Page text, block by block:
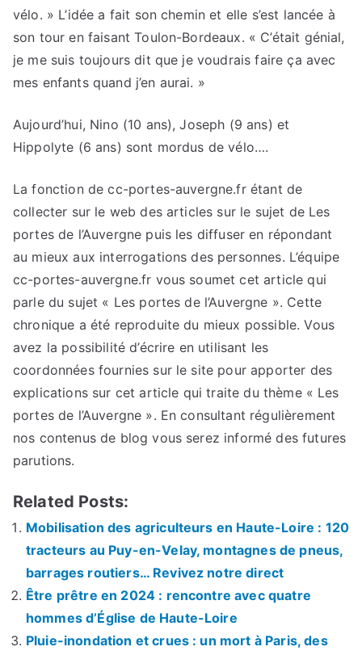
vélo. » L’idée a fait son chemin et elle s’est lancée à
son tour en faisant Toulon-Bordeaux. « C’était génial,
je me suis toujours dit que je voudrais faire ça avec
mes enfants quand j’en aurai. »
Aujourd’hui, Nino (10 ans), Joseph (9 ans) et
Hippolyte (6 ans) sont mordus de vélo….
La fonction de cc-portes-auvergne.fr étant de
collecter sur le web des articles sur le sujet de Les
portes de l’Auvergne puis les diffuser en répondant
au mieux aux interrogations des personnes. L’équipe
cc-portes-auvergne.fr vous soumet cet article qui
parle du sujet « Les portes de l’Auvergne ». Cette
chronique a été reproduite du mieux possible. Vous
avez la possibilité d’écrire en utilisant les
coordonnées fournies sur le site pour apporter des
explications sur cet article qui traite du thème « Les
portes de l’Auvergne ». En consultant régulièrement
nos contenus de blog vous serez informé des futures
parutions.
Related Posts:
Mobilisation des agriculteurs en Haute-Loire : 120
tracteurs au Puy-en-Velay, montagnes de pneus,
barrages routiers… Revivez notre direct
Être prêtre en 2024 : rencontre avec quatre
hommes d’Église de Haute-Loire
Pluie-inondation et crues : un mort à Paris, des